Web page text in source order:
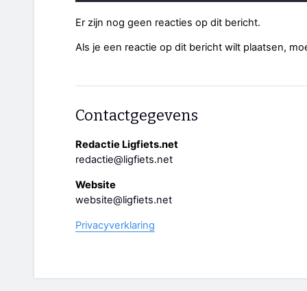
Er zijn nog geen reacties op dit bericht.
Als je een reactie op dit bericht wilt plaatsen,
Contactgegevens
Redactie Ligfiets.net
redactie@ligfiets.net
Website
website@ligfiets.net
Privacyverklaring